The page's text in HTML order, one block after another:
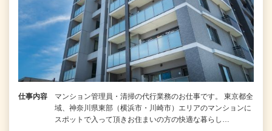
仕事内容
マンション管理員・清掃の代行業務のお仕事です。 東京都全
域、神奈川県東部（横浜市・川崎市）エリアのマンションに
スポットで入って頂きお住まいの方の快適な暮らし…